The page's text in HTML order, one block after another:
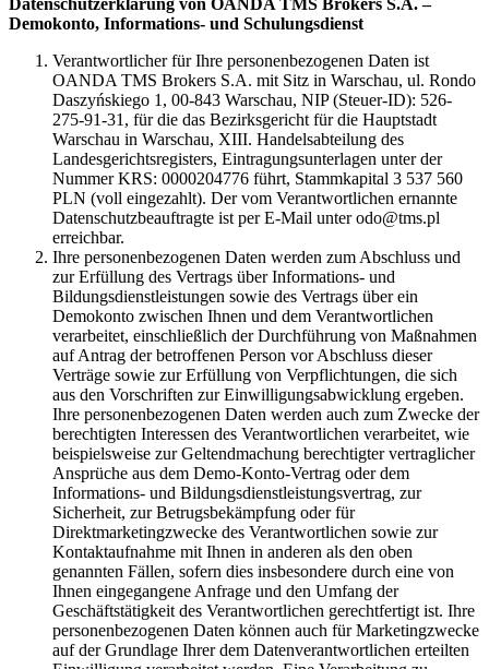
Datenschutzerklärung von OANDA TMS Brokers S.A. –
Demokonto, Informations- und Schulungsdienst
Verantwortlicher für Ihre personenbezogenen Daten ist
OANDA TMS Brokers S.A. mit Sitz in Warschau, ul. Rondo
Daszyńskiego 1, 00-843 Warschau, NIP (Steuer-ID): 526-
275-91-31, für die das Bezirksgericht für die Hauptstadt
Warschau in Warschau, XIII. Handelsabteilung des
Landesgerichtsregisters, Eintragungsunterlagen unter der
Nummer KRS: 0000204776 führt, Stammkapital 3 537 560
PLN (voll eingezahlt). Der vom Verantwortlichen ernannte
Datenschutzbeauftragte ist per E-Mail unter odo@tms.pl
erreichbar.
Ihre personenbezogenen Daten werden zum Abschluss und
zur Erfüllung des Vertrags über Informations- und
Bildungsdienstleistungen sowie des Vertrags über ein
Demokonto zwischen Ihnen und dem Verantwortlichen
verarbeitet, einschließlich der Durchführung von Maßnahmen
auf Antrag der betroffenen Person vor Abschluss dieser
Verträge sowie zur Erfüllung von Verpflichtungen, die sich
aus den Vorschriften zur Einwilligungsabwicklung ergeben.
Ihre personenbezogenen Daten werden auch zum Zwecke der
berechtigten Interessen des Verantwortlichen verarbeitet, wie
beispielsweise zur Geltendmachung berechtigter vertraglicher
Ansprüche aus dem Demo-Konto-Vertrag oder dem
Informations- und Bildungsdienstleistungsvertrag, zur
Sicherheit, zur Betrugsbekämpfung oder für
Direktmarketingzwecke des Verantwortlichen sowie zur
Kontaktaufnahme mit Ihnen in anderen als den oben
genannten Fällen, sofern dies insbesondere durch eine von
Ihnen eingegangene Anfrage und den Umfang der
Geschäftstätigkeit des Verantwortlichen gerechtfertigt ist. Ihre
personenbezogenen Daten können auch für Marketingzwecke
auf der Grundlage Ihrer dem Datenverantwortlichen erteilten